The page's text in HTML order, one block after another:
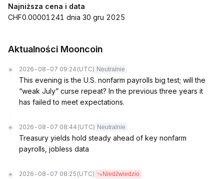
Najniższa cena i data
CHF0.00001241 dnia 30 gru 2025
Aktualności Mooncoin
2026-08-07 09:24 (UTC) Neutralnie
This evening is the U.S. nonfarm payrolls big test; will the
“weak July” curse repeat? In the previous three years it
has failed to meet expectations.
2026-08-07 08:44 (UTC) Neutralnie
Treasury yields hold steady ahead of key nonfarm
payrolls, jobless data
2026-08-07 08:25 (UTC) Niedźwiedzio